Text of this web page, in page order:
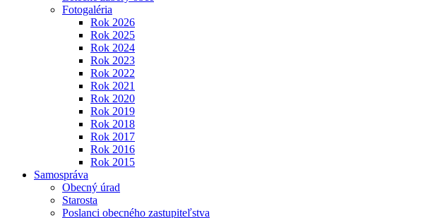
Fotogaléria
Rok 2026
Rok 2025
Rok 2024
Rok 2023
Rok 2022
Rok 2021
Rok 2020
Rok 2019
Rok 2018
Rok 2017
Rok 2016
Rok 2015
Samospráva
Obecný úrad
Starosta
Poslanci obecného zastupiteľstva